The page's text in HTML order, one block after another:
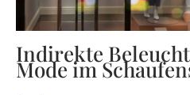
Indirekte
Mode im